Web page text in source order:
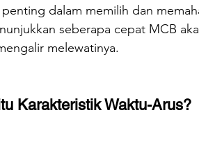
dalam memilih dan
seberapa cepat MCB
melewatinya.
Karakteristik Waktu-Arus?